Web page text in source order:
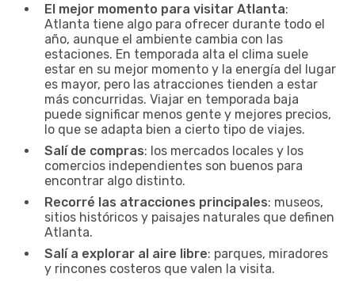
El mejor momento para visitar Atlanta:
Atlanta tiene algo para ofrecer durante todo el
año, aunque el ambiente cambia con las
estaciones. En temporada alta el clima suele
estar en su mejor momento y la energía del lugar
es mayor, pero las atracciones tienden a estar
más concurridas. Viajar en temporada baja
puede significar menos gente y mejores precios,
lo que se adapta bien a cierto tipo de viajes.
Salí de compras: los mercados locales y los
comercios independientes son buenos para
encontrar algo distinto.
Recorré las atracciones principales: museos,
sitios históricos y paisajes naturales que definen
Atlanta.
Salí a explorar al aire libre: parques, miradores
y rincones costeros que valen la visita.